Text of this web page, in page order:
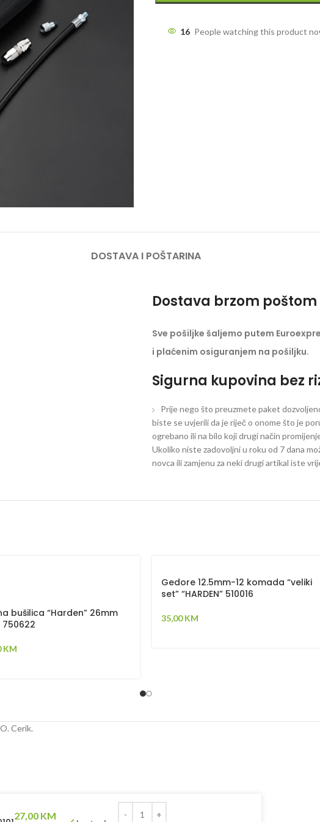
16 People watching this product
DOSTAVA I POŠTARINA
Dostava brzom
Sve pošiljke šaljemo putem
i plaćenim osiguranjem na pošiljku.
Sigurna kupovina bez
Prije nego što preuzmete paket
biste se uvjerili da je riječ o onome što je
ogrebano ili na bilo koji drugi način
Ukoliko niste zadovoljni u roku od 7 dana
novca ili zamjenu za neki drugi artikal iste
bušilica “Harden” 26mm
750622
KM
Gedore 12.5mm-12 komada “veliki
set” “HARDEN” 510016
35,00KM
Cerik.
27,00 KM